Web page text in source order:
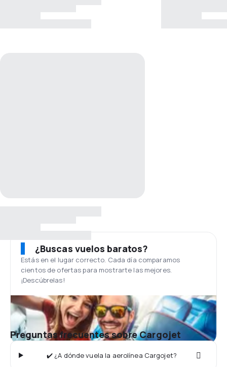
¿Buscas vuelos baratos?
Estás en el lugar correcto. Cada día comparamos
cientos de ofertas para mostrarte las mejores.
¡Descúbrelas!
Preguntas frecuentes sobre Cargojet
✔️ ¿A dónde vuela la aerolínea Cargojet?